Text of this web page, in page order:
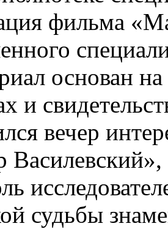
фильма
основан
и
вечер
судьбы